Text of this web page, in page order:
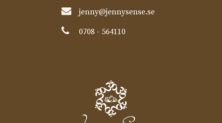
jenny@jennysense.se
0708 - 564110